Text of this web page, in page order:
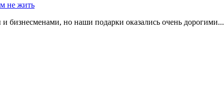
не жить
бизнесменами, но наши подарки оказались очень дорогими...